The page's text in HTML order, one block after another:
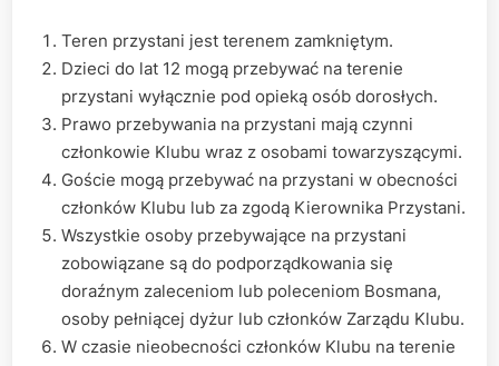
Teren przystani jest terenem zamkniętym.
Dzieci do lat 12 mogą przebywać na terenie
przystani wyłącznie pod opieką osób dorosłych.
Prawo przebywania na przystani mają czynni
członkowie Klubu wraz z osobami towarzyszącymi.
Goście mogą przebywać na przystani w obecności
członków Klubu lub za zgodą Kierownika Przystani.
Wszystkie osoby przebywające na przystani
zobowiązane są do podporządkowania się
doraźnym zaleceniom lub poleceniom Bosmana,
osoby pełniącej dyżur lub członków Zarządu Klubu.
W czasie nieobecności członków Klubu na terenie